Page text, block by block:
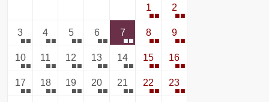
1 2
3 4 5 6 7 8 9
10 11 12 13 14 15 16
17 18 19 20 21 22 23